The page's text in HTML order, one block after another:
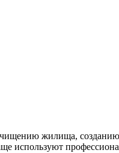
жилища,
используют